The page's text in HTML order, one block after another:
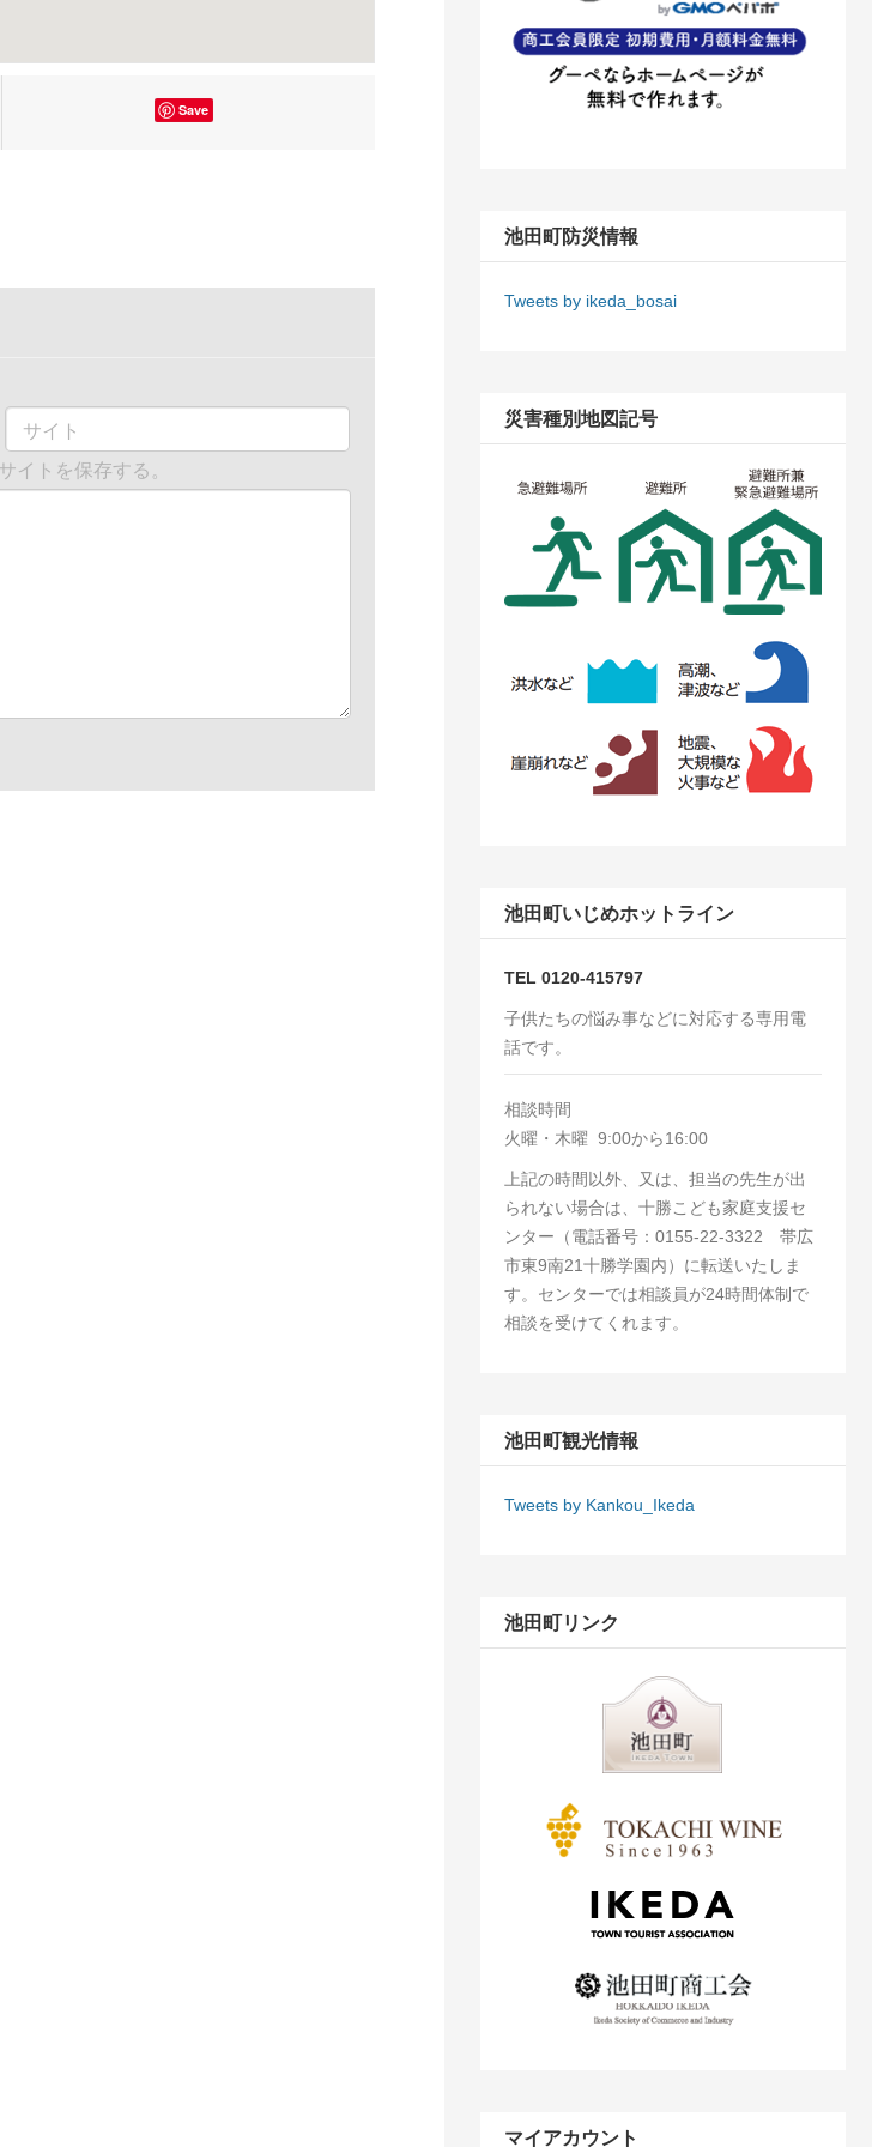
Save
サイト
イトを保存する。
池田町防災情報
Tweets by ikeda_bosai
災害種別地図記号
池田町いじめホットライン
TEL 0120-415797
子供たちの悩み事などに対応する専用電
話です。
相談時間
火曜・木曜 9:00から16:00
上記の時間以外、又は、担当の先生が出
られない場合は、十勝こども家庭支援セ
ンター（電話番号：0155-22-3322 帯広
市東9南21十勝学園内）に転送いたしま
す。センターでは相談員が24時間体制で
相談を受けてくれます。
池田町観光情報
Tweets by Kankou_Ikeda
池田町リンク
マイアカウント